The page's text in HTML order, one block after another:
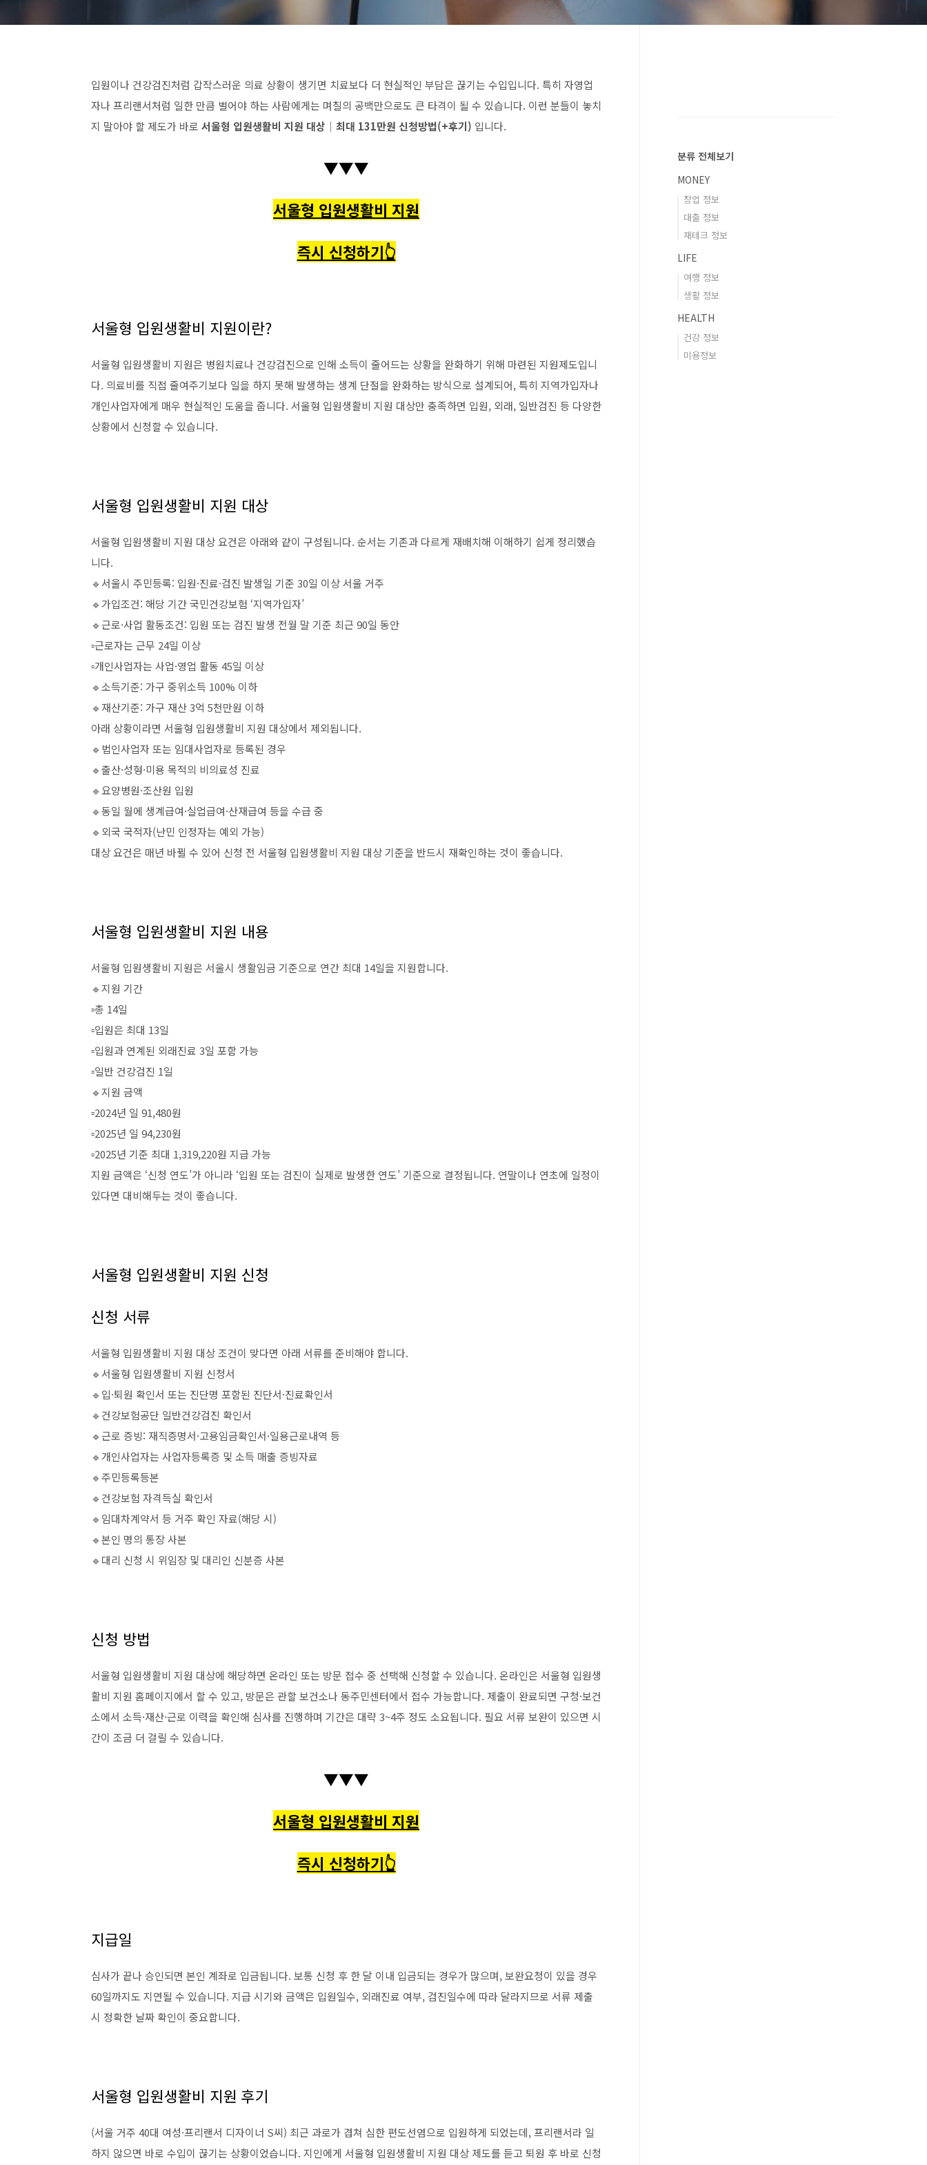
입원이나 건강검진처럼 갑작스러운 의료 상황이 생기면 치료보다 더 현실적인 부담은 끊기는 수입입니다. 특히 자영업
자나 프리랜서처럼 일한 만큼 벌어야 하는 사람에게는 며칠의 공백만으로도 큰 타격이 될 수 있습니다. 이런 분들이 놓치
지 말아야 할 제도가 바로 서울형 입원생활비 지원 대상│최대 131만원 신청방법(+후기) 입니다.
▼▼▼
서울형 입원생활비 지원
즉시 신청하기👆
서울형 입원생활비 지원이란?
서울형 입원생활비 지원은 병원치료나 건강검진으로 인해 소득이 줄어드는 상황을 완화하기 위해 마련된 지원제도입니
다. 의료비를 직접 줄여주기보다 일을 하지 못해 발생하는 생계 단절을 완화하는 방식으로 설계되어, 특히 지역가입자나
개인사업자에게 매우 현실적인 도움을 줍니다. 서울형 입원생활비 지원 대상만 충족하면 입원, 외래, 일반검진 등 다양한
상황에서 신청할 수 있습니다.
서울형 입원생활비 지원 대상
서울형 입원생활비 지원 대상 요건은 아래와 같이 구성됩니다. 순서는 기존과 다르게 재배치해 이해하기 쉽게 정리했습
니다.
🔹서울시 주민등록: 입원·진료·검진 발생일 기준 30일 이상 서울 거주
🔹가입조건: 해당 기간 국민건강보험 ‘지역가입자’
🔹근로·사업 활동조건: 입원 또는 검진 발생 전월 말 기준 최근 90일 동안
▫️근로자는 근무 24일 이상
▫️개인사업자는 사업·영업 활동 45일 이상
🔹소득기준: 가구 중위소득 100% 이하
🔹재산기준: 가구 재산 3억 5천만원 이하
아래 상황이라면 서울형 입원생활비 지원 대상에서 제외됩니다.
🔹법인사업자 또는 임대사업자로 등록된 경우
🔹출산·성형·미용 목적의 비의료성 진료
🔹요양병원·조산원 입원
🔹동일 월에 생계급여·실업급여·산재급여 등을 수급 중
🔹외국 국적자(난민 인정자는 예외 가능)
대상 요건은 매년 바뀔 수 있어 신청 전 서울형 입원생활비 지원 대상 기준을 반드시 재확인하는 것이 좋습니다.
서울형 입원생활비 지원 내용
서울형 입원생활비 지원은 서울시 생활임금 기준으로 연간 최대 14일을 지원합니다.
🔹지원 기간
▫️총 14일
▫️입원은 최대 13일
▫️입원과 연계된 외래진료 3일 포함 가능
▫️일반 건강검진 1일
🔹지원 금액
▫️2024년 일 91,480원
▫️2025년 일 94,230원
▫️2025년 기준 최대 1,319,220원 지급 가능
지원 금액은 ‘신청 연도’가 아니라 ‘입원 또는 검진이 실제로 발생한 연도’ 기준으로 결정됩니다. 연말이나 연초에 일정이
있다면 대비해두는 것이 좋습니다.
서울형 입원생활비 지원 신청
신청 서류
서울형 입원생활비 지원 대상 조건이 맞다면 아래 서류를 준비해야 합니다.
🔹서울형 입원생활비 지원 신청서
🔹입·퇴원 확인서 또는 진단명 포함된 진단서·진료확인서
🔹건강보험공단 일반건강검진 확인서
🔹근로 증빙: 재직증명서·고용임금확인서·일용근로내역 등
🔹개인사업자는 사업자등록증 및 소득 매출 증빙자료
🔹주민등록등본
🔹건강보험 자격득실 확인서
🔹임대차계약서 등 거주 확인 자료(해당 시)
🔹본인 명의 통장 사본
🔹대리 신청 시 위임장 및 대리인 신분증 사본
신청 방법
서울형 입원생활비 지원 대상에 해당하면 온라인 또는 방문 접수 중 선택해 신청할 수 있습니다. 온라인은 서울형 입원생
활비 지원 홈페이지에서 할 수 있고, 방문은 관할 보건소나 동주민센터에서 접수 가능합니다. 제출이 완료되면 구청·보건
소에서 소득·재산·근로 이력을 확인해 심사를 진행하며 기간은 대략 3~4주 정도 소요됩니다. 필요 서류 보완이 있으면 시
간이 조금 더 걸릴 수 있습니다.
▼▼▼
서울형 입원생활비 지원
즉시 신청하기👆
지급일
심사가 끝나 승인되면 본인 계좌로 입금됩니다. 보통 신청 후 한 달 이내 입금되는 경우가 많으며, 보완요청이 있을 경우
60일까지도 지연될 수 있습니다. 지급 시기와 금액은 입원일수, 외래진료 여부, 검진일수에 따라 달라지므로 서류 제출
시 정확한 날짜 확인이 중요합니다.
서울형 입원생활비 지원 후기
(서울 거주 40대 여성·프리랜서 디자이너 S씨) 최근 과로가 겹쳐 심한 편도선염으로 입원하게 되었는데, 프리랜서라 일
하지 않으면 바로 수입이 끊기는 상황이었습니다. 지인에게 서울형 입원생활비 지원 대상 제도를 듣고 퇴원 후 바로 신청
분류 전체보기
MONEY
창업 정보
대출 정보
재테크 정보
LIFE
여행 정보
생활 정보
HEALTH
건강 정보
미용정보